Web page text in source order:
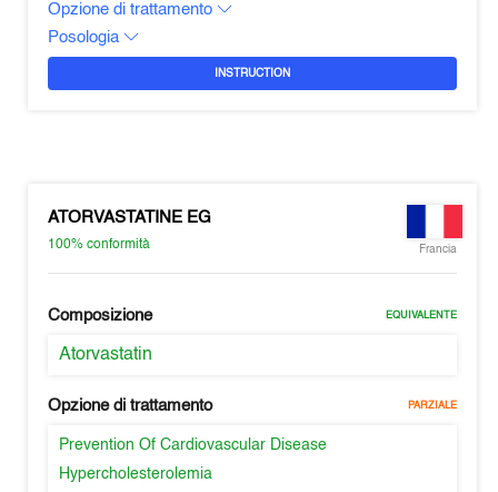
Opzione di trattamento
Posologia
INSTRUCTION
ATORVASTATINE EG
100%conformità Francia
Composizione EQUIVALENTE
Atorvastatin
Opzione di trattamento PARZIALE
Prevention Of Cardiovascular Disease
Hypercholesterolemia